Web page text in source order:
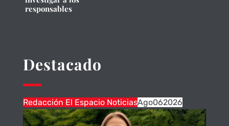
responsables
Destacado
Redacción El Espacio NoticiasAgo062026